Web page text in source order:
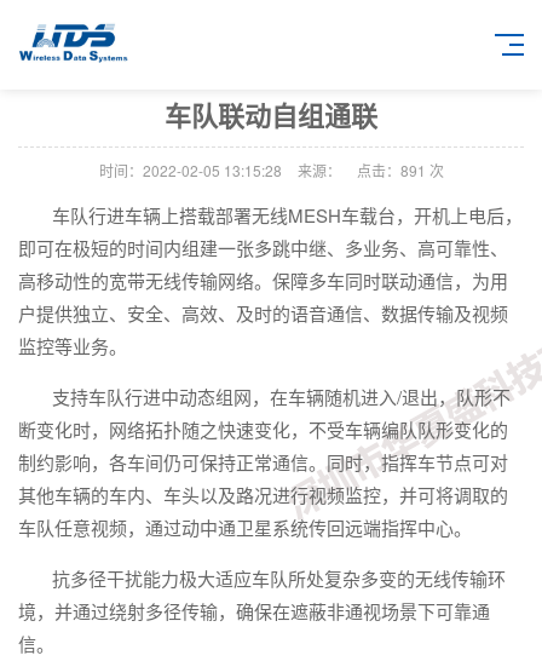
车队联动自组通联
时间：2022-02-05 13:15:28 来源： 点击： 891 次
车队行进车辆上搭载部署无线MESH车载台，开机上电后，
即可在极短的时间内组建一张多跳中继、多业务、高可靠性、
高移动性的宽带无线传输网络。保障多车同时联动通信，为用
户提供独立、安全、高效、及时的语音通信、数据传输及视频
监控等业务。
支持车队行进中动态组网，在车辆随机进入/退出，队形不
断变化时，网络拓扑随之快速变化，不受车辆编队队形变化的
制约影响，各车间仍可保持正常通信。同时，指挥车节点可对
其他车辆的车内、车头以及路况进行视频监控，并可将调取的
车队任意视频，通过动中通卫星系统传回远端指挥中心。
抗多径干扰能力极大适应车队所处复杂多变的无线传输环
境，并通过绕射多径传输，确保在遮蔽非通视场景下可靠通
信。